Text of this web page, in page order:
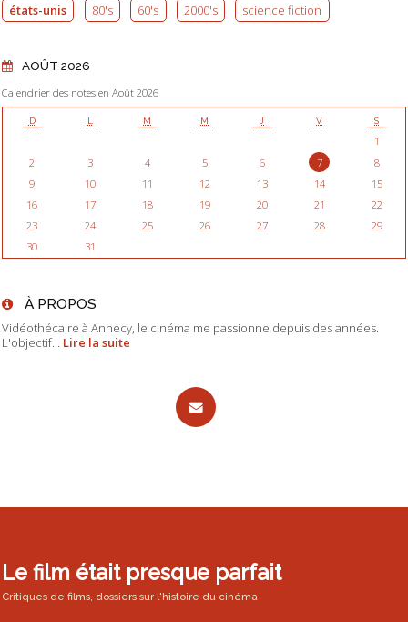
états-unis
80's 60's 2000's science fiction
AOÛT 2026
Calendrier des notes en Août 2026
D L M M J V S
1
2
3 4 5 6 7
8
9
10 11 12 13 14
15
16
17 18 19 20 21
22
23
24 25 26 27 28
29
30
31
À PROPOS
Vidéothécaire à Annecy, le cinéma me passionne depuis des années.
L'objectif... Lire la suite
Le film était presque parfait
Critiques de films, dossiers sur l'histoire du cinéma